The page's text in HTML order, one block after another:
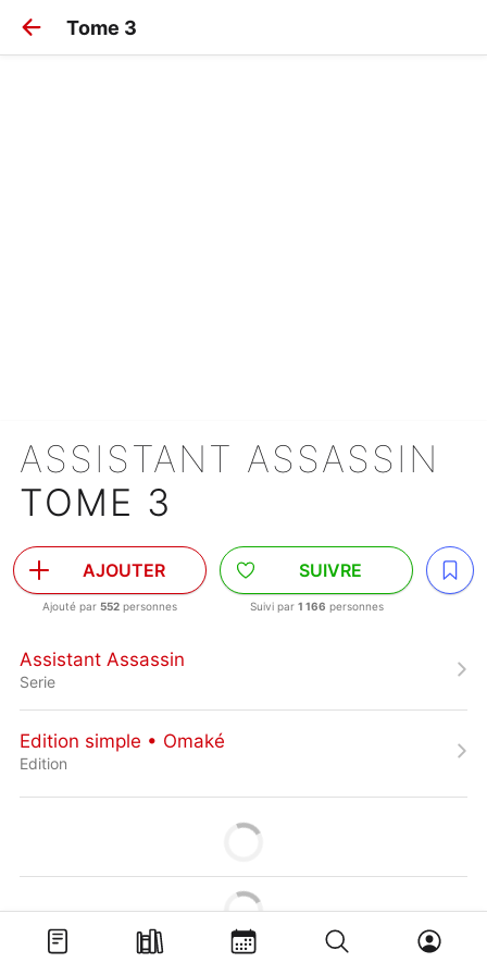
Tome 3
ASSISTANT ASSASSIN
TOME 3
AJOUTER
Ajouté par 552 personnes
SUIVRE
Suivi par 1 166 personnes
Assistant Assassin
Serie
Edition simple • Omaké
Edition